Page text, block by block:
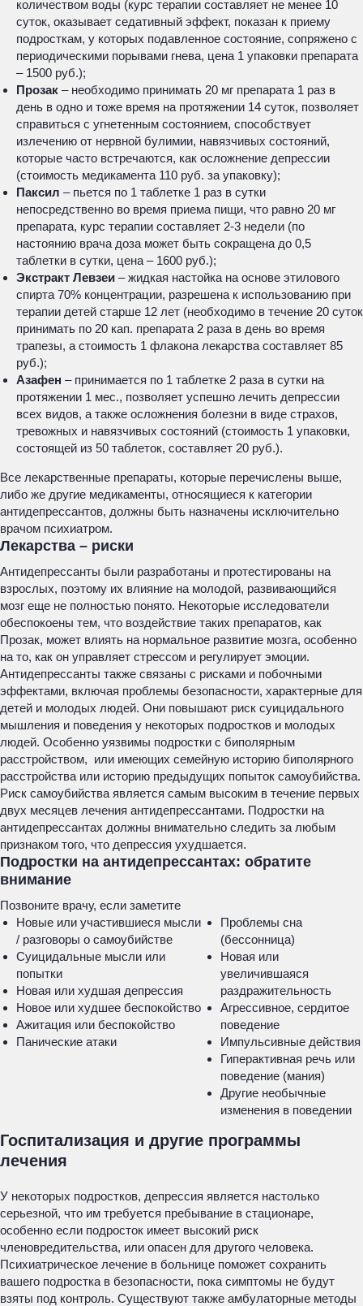
количеством воды (курс терапии составляет не менее 10
суток, оказывает седативный эффект, показан к приему
подросткам, у которых подавленное состояние, сопряжено с
периодическими порывами гнева, цена 1 упаковки препарата
– 1500 руб.);
Прозак – необходимо принимать 20 мг препарата 1 раз в
день в одно и тоже время на протяжении 14 суток, позволяет
справиться с угнетенным состоянием, способствует
излечению от нервной булимии, навязчивых состояний,
которые часто встречаются, как осложнение депрессии
(стоимость медикамента 110 руб. за упаковку);
Паксил – пьется по 1 таблетке 1 раз в сутки
непосредственно во время приема пищи, что равно 20 мг
препарата, курс терапии составляет 2-3 недели (по
настоянию врача доза может быть сокращена до 0,5
таблетки в сутки, цена – 1600 руб.);
Экстракт Левзеи – жидкая настойка на основе этилового
спирта 70% концентрации, разрешена к использованию при
терапии детей старше 12 лет (необходимо в течение 20 суток
принимать по 20 кап. препарата 2 раза в день во время
трапезы, а стоимость 1 флакона лекарства составляет 85
руб.);
Азафен – принимается по 1 таблетке 2 раза в сутки на
протяжении 1 мес., позволяет успешно лечить депрессии
всех видов, а также осложнения болезни в виде страхов,
тревожных и навязчивых состояний (стоимость 1 упаковки,
состоящей из 50 таблеток, составляет 20 руб.).
Все лекарственные препараты, которые перечислены выше,
либо же другие медикаменты, относящиеся к категории
антидепрессантов, должны быть назначены исключительно
врачом психиатром.
Лекарства – риски
Антидепрессанты были разработаны и протестированы на
взрослых, поэтому их влияние на молодой, развивающийся
мозг еще не полностью понято. Некоторые исследователи
обеспокоены тем, что воздействие таких препаратов, как
Прозак, может влиять на нормальное развитие мозга, особенно
на то, как он управляет стрессом и регулирует эмоции.
Антидепрессанты также связаны с рисками и побочными
эффектами, включая проблемы безопасности, характерные для
детей и молодых людей. Они повышают риск суицидального
мышления и поведения у некоторых подростков и молодых
людей. Особенно уязвимы подростки с биполярным
расстройством, или имеющих семейную историю биполярного
расстройства или историю предыдущих попыток самоубийства.
Риск самоубийства является самым высоким в течение первых
двух месяцев лечения антидепрессантами. Подростки на
антидепрессантах должны внимательно следить за любым
признаком того, что депрессия ухудшается.
Подростки на антидепрессантах: обратите
внимание
Позвоните врачу, если заметите
Новые или участившиеся мысли
/ разговоры о самоубийстве
Суицидальные мысли или
попытки
Новая или худшая депрессия
Новое или худшее беспокойство
Ажитация или беспокойство
Панические атаки
Проблемы сна
(бессонница)
Новая или
увеличившаяся
раздражительность
Агрессивное, сердитое
поведение
Импульсивные действия
Гиперактивная речь или
поведение (мания)
Другие необычные
изменения в поведении
Госпитализация и другие программы
лечения
У некоторых подростков, депрессия является настолько
серьезной, что им требуется пребывание в стационаре,
особенно если подросток имеет высокий риск
членовредительства, или опасен для другого человека.
Психиатрическое лечение в больнице поможет сохранить
вашего подростка в безопасности, пока симптомы не будут
взяты под контроль. Существуют также амбулаторные методы